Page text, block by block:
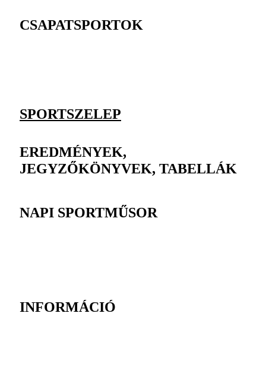
CSAPATSPORTOK
SPORTSZELEP
EREDMÉNYEK,
JEGYZŐKÖNYVEK, TABELLÁK
NAPI SPORTMŰSOR
INFORMÁCIÓ